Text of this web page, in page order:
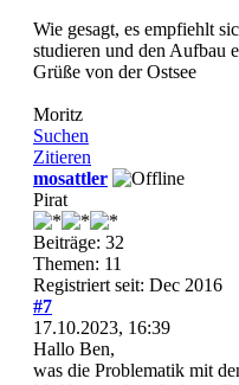
Wie gesagt, es empfiehlt
studieren und den Aufbau
Grüße von der Ostsee
Moritz
Suchen
Zitieren
mosattler
Pirat
Beiträge: 32
Themen: 11
Registriert seit: Dec 2016
#7
17.10.2023, 16:39
Hallo Ben,
was die Problematik mit